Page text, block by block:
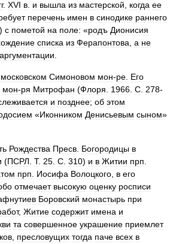
. XVI в и вышла из мастерской когда ее
перечень имен в синодике раннего
) с пометой на поле: «родъ Дионисия
списка из Ферапонтова а не
аргументации
московском Симоновом мон-ре Его
мон-ря Митрофан (Флоря 1966 С 278-
и позднее; об этом
«Иконником Денисьевым сыном»
Рождества Пресв Богородицы в
(ПСРЛ Т. 25 С 310) и в Житии прп
прп Иосифа Волоцкого в его
отмечает высокую оценку росписи
Боровский монастырь при
, Житие содержит имена и
та совершенное украшение приемлет
пресловущих тогда паче всех в